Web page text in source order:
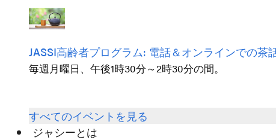
JASSI高齢者プログラム: 電話＆オンラインでの茶
毎週月曜日、午後1時30分～2時30分の間。
すべてのイベントを見る
ジャシーとは